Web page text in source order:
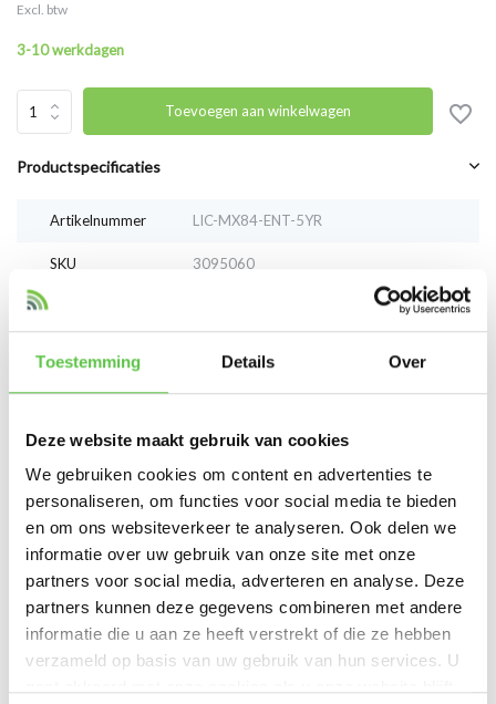
Toestemming Details Over
Deze website maakt gebruik van cookies
We gebruiken cookies om content en advertenties te
personaliseren, om functies voor social media te bieden
en om ons websiteverkeer te analyseren. Ook delen we
informatie over uw gebruik van onze site met onze
partners voor social media, adverteren en analyse. Deze
partners kunnen deze gegevens combineren met andere
informatie die u aan ze heeft verstrekt of die ze hebben
verzameld op basis van uw gebruik van hun services. U
Excl. btw
3-10 werkdagen
Toevoegen aan winkelwagen
Productspecificaties
Artikelnummer LIC-MX84-ENT-5YR
SKU 3095060
Vergelijk Delen
Reviews
Based on 0 reviews
Er zijn nog geen reviews geschreven over dit product..
Tags